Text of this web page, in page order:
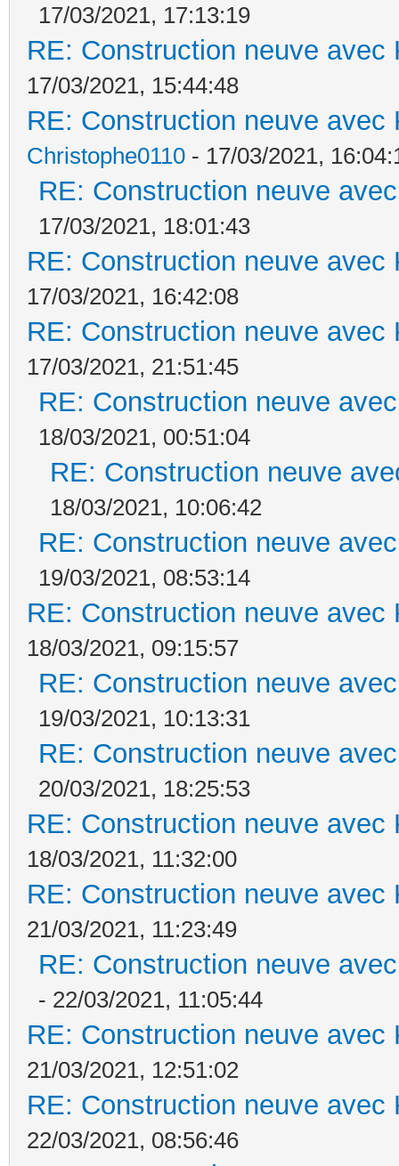
17/03/2021, 17:13:19
RE: Construction neuve avec
17/03/2021, 15:44:48
RE: Construction neuve avec
Christophe0110 - 17/03/2021,
RE: Construction neuve
17/03/2021, 18:01:43
RE: Construction neuve avec
17/03/2021, 16:42:08
RE: Construction neuve avec
17/03/2021, 21:51:45
RE: Construction neuve
18/03/2021, 00:51:04
RE: Construction neuve
18/03/2021, 10:06:42
RE: Construction neuve
19/03/2021, 08:53:14
RE: Construction neuve avec
18/03/2021, 09:15:57
RE: Construction neuve
19/03/2021, 10:13:31
RE: Construction neuve
20/03/2021, 18:25:53
RE: Construction neuve avec
18/03/2021, 11:32:00
RE: Construction neuve avec
21/03/2021, 11:23:49
RE: Construction neuve
- 22/03/2021, 11:05:44
RE: Construction neuve avec
21/03/2021, 12:51:02
RE: Construction neuve avec
22/03/2021, 08:56:46